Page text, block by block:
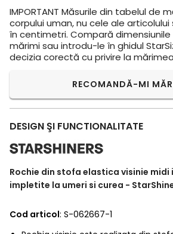
IMPORTANT Măsurile din tabelul de
corpului uman, nu cele ale
în centimetri. Compară
mărimi sau introdu-le în ghidul
decizia corectă cu privire la
RECOMANDĂ-MI
DESIGN ŞI FUNCTIONALITATE
Rochie din stofa elastica visinie midi
impletite la umeri si curea -
Cod articol: S-062667-1